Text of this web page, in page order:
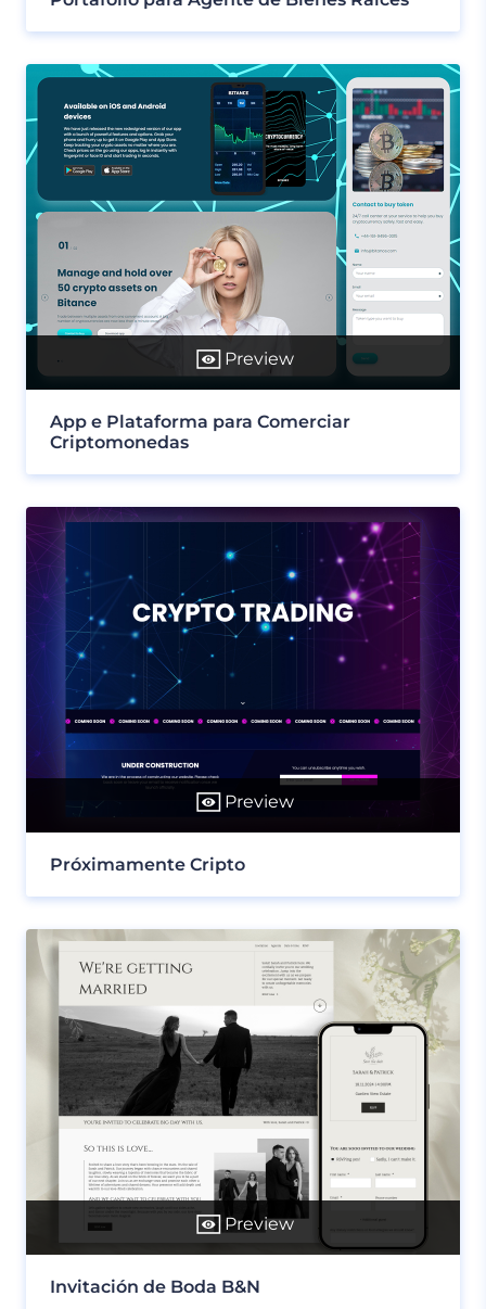
Preview
App e Plataforma para Comerciar
Criptomonedas
Preview
Próximamente Cripto
Preview
Invitación de Boda B&N